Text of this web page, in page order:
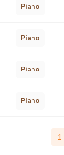
Piano
Piano
Piano
Piano
1